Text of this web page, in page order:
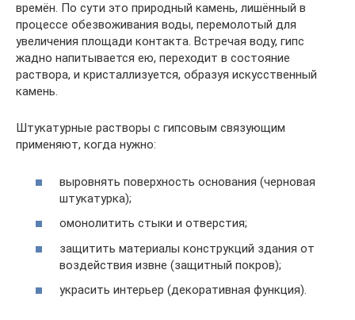
времён. По сути это природный камень, лишённый в
процессе обезвоживания воды, перемолотый для
увеличения площади контакта. Встречая воду, гипс
жадно напитывается ею, переходит в состояние
раствора, и кристаллизуется, образуя искусственный
камень.
Штукатурные растворы с гипсовым связующим
применяют, когда нужно:
выровнять поверхность основания (черновая
штукатурка);
омонолитить стыки и отверстия;
защитить материалы конструкций здания от
воздействия извне (защитный покров);
украсить интерьер (декоративная функция).